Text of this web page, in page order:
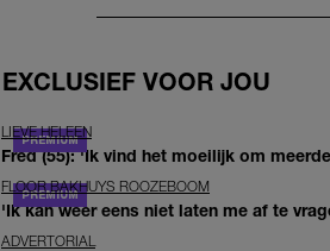
EXCLUSIEF VOOR JOU
LIEVE HELEEN
Fred (55): 'Ik vind het moeilijk om
FLOOR BAKHUYS ROOZEBOOM
'Ik kan weer eens niet laten me af te
ADVERTORIAL